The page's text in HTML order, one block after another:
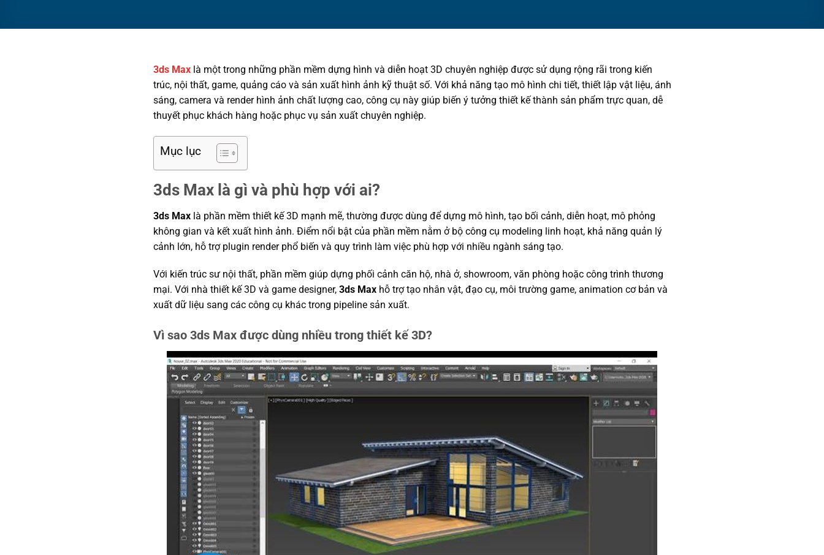
3ds Maxlà một trong những phần mềm dựng hình và diễn hoạt 3D chuyên nghiệp được sử dụng rộng rãi trong kiến
trúc, nội thất, game, quảng cáo và sản xuất hình ảnh kỹ thuật số. Với khả năng tạo mô hình chi tiết, thiết lập vật liệu, ánh
sáng, camera và render hình ảnh chất lượng cao, công cụ này giúp biến ý tưởng thiết kế thành sản phẩm trực quan, dễ
thuyết phục khách hàng hoặc phục vụ sản xuất chuyên nghiệp.
Mục lục
3ds Max là gì và phù hợp với ai?
3ds Maxlà phần mềm thiết kế 3D mạnh mẽ, thường được dùng để dựng mô hình, tạo bối cảnh, diễn hoạt, mô phỏng
không gian và kết xuất hình ảnh. Điểm nổi bật của phần mềm nằm ở bộ công cụ modeling linh hoạt, khả năng quản lý
cảnh lớn, hỗ trợ plugin render phổ biến và quy trình làm việc phù hợp với nhiều ngành sáng tạo.
Với kiến trúc sư nội thất, phần mềm giúp dựng phối cảnh căn hộ, nhà ở, showroom, văn phòng hoặc công trình thương
mại. Với nhà thiết kế 3D và game designer, 3ds Maxhỗ trợ tạo nhân vật, đạo cụ, môi trường game, animation cơ bản và
xuất dữ liệu sang các công cụ khác trong pipeline sản xuất.
Vì sao 3ds Max được dùng nhiều trong thiết kế 3D?